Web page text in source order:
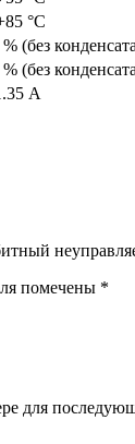
°C
(без
(без
А
помечены *
для